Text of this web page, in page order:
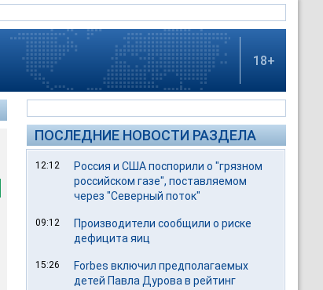
18+
ПОСЛЕДНИЕ НОВОСТИ РАЗДЕЛА
12:12
Россия и США поспорили о "грязном
российском газе", поставляемом
через "Северный поток"
09:12
Производители сообщили о риске
дефицита яиц
15:26
Forbes включил предполагаемых
детей Павла Дурова в рейтинг